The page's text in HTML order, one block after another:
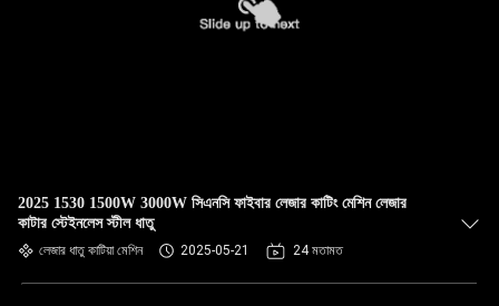
2025 1530 1500W 3000W সিএনসি ফাইবার লেজার কাটিং মেশিন লেজার
কাটার স্টেইনলেস স্টীল ধাতু
লেজার ধাতু কাটিয়া মেশিন 2025-05-21 24 মতামত